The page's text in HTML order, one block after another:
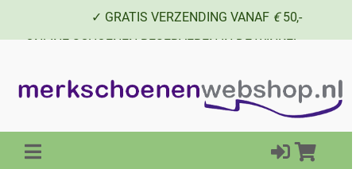
✓ GRATIS VERZENDING VANAF €50,-
✓ ONLINE SCHOENEN RESERVEREN IN DE WINKEL